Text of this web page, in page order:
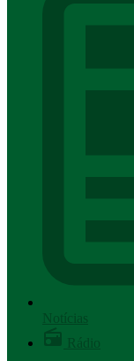
Notícias
Rádio